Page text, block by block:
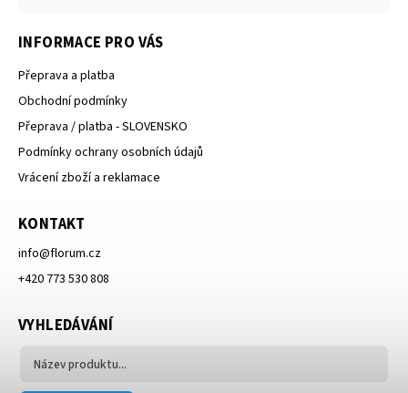
INFORMACE PRO VÁS
Přeprava a platba
Obchodní podmínky
Přeprava / platba - SLOVENSKO
Podmínky ochrany osobních údajů
Vrácení zboží a reklamace
KONTAKT
info@florum.cz
+420 773 530 808
VYHLEDÁVÁNÍ